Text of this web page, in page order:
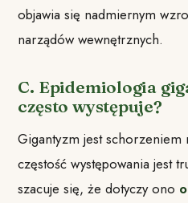
objawia się nadmiernym
narządów wewnętrznych.
C. Epidemiologia
często występuje?
Gigantyzm jest schorzeniem
częstość występowania jest
szacuje się, że dotyczy ono